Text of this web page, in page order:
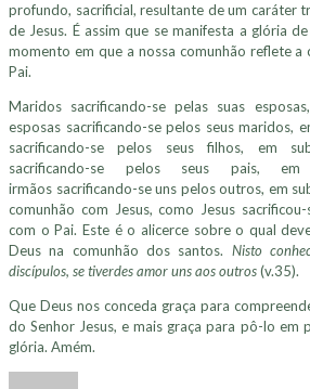
profundo, sacrificial, resultante de um caráter
de Jesus. É assim que se manifesta a glória
momento em que a nossa comunhão reflete a
Pai.
Maridos sacrificando-se pelas suas
esposas sacrificando-se pelos seus maridos,
sacrificando-se pelos seus filhos, em
sacrificando-se pelos seus pais,
irmãos sacrificando-se uns pelos outros, em
comunhão com Jesus, como Jesus
com o Pai. Este é o alicerce sobre o qual
Deus na comunhão dos santos. Nisto
discípulos, se tiverdes amor uns aos outros(v.35).
Que Deus nos conceda graça para
do Senhor Jesus, e mais graça para pô-lo em
glória. Amém.